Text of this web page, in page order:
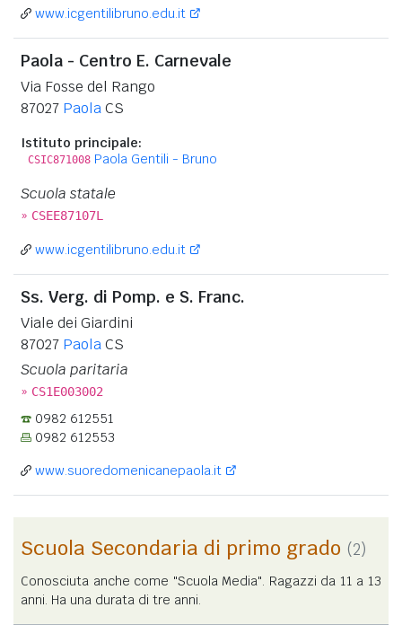
www.icgentilibruno.edu.it
Paola - Centro E. Carnevale
Via Fosse del Rango
87027 PaolaCS
Istituto principale:
CSIC871008 Paola Gentili - Bruno
Scuola statale
» CSEE87107L
www.icgentilibruno.edu.it
Ss. Verg. di Pomp. e S. Franc.
Viale dei Giardini
87027 PaolaCS
Scuola paritaria
» CS1E003002
0982 612551
0982 612553
www.suoredomenicanepaola.it
Scuola Secondaria di primo grado (2)
Conosciuta anche come "Scuola Media". Ragazzi da 11 a 13
anni. Ha una durata di tre anni.